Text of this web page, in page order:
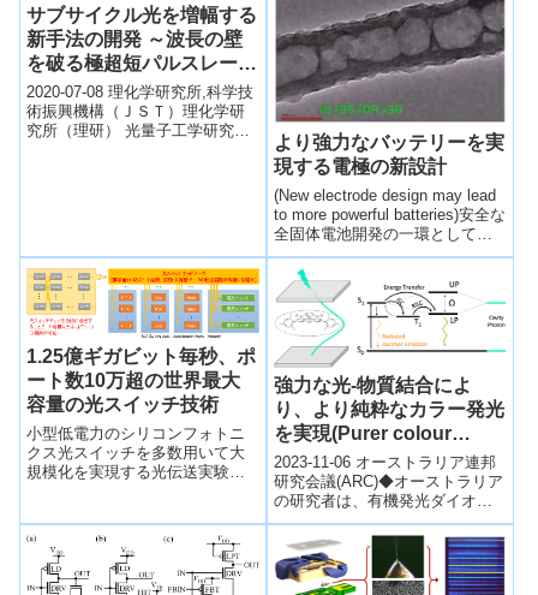
サブサイクル光を増幅する
新手法の開発 ～波長の壁
を破る極超短パルスレーザ
ー光～
2020-07-08 理化学研究所,科学技
術振興機構（ＪＳＴ）理化学研
究所（理研） 光量子工学研究セ
より強力なバッテリーを実
現する電極の新設計
(New electrode design may lead
to more powerful batteries)安全な
全固体電池開発の一環として金
属リチウムを使用した3Dナノ構
造のアノードを開発。
1.25億ギガビット毎秒、ポ
ート数10万超の世界最大
容量の光スイッチ技術
小型低電力のシリコンフォトニ
クス光スイッチを多数用いて大
規模化を実現する光伝送実験に
確に予測し、ネットワーク容量
を最大化。
強力な光-物質結合によ
り、より純粋なカラー発光
を実現(Purer colour
emission through strong
light-matter coupling)
2023-11-06 オーストラリア連邦
研究会議(ARC)◆オーストラリア
の研究者は、有機発光ダイオー
ド(OLED)の性能向上を目指し、
新しいアプローチを発表し...